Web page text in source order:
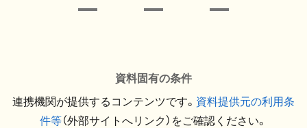
資料固有の条件
連携機関が提供するコンテンツです。 資料提供元の利用条
件等（外部サイトへリンク）をご確認ください。